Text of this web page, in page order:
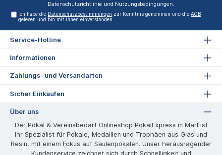
Datenschutzrichtlinie und Nutzungsbedingungen.
Ich habe die Datenschutzbestimmungen zur Kenntnis genommen und dieAGB
gelesen und bin mit ihnen einverstanden.
Service-Hotline
Informationen
Zahlungs- und Versandarten
Sicher Einkaufen
Über uns
Der Pokal & Vereinsbedarf Onlineshop PokalExpress in Marl ist
Ihr Spezialist für Pokale, Medaillen und Trophäen aus Glas und
Resin, mit einem Fokus auf Säulenpokalen. Unser herausragender
Kundenservice zeichnet sich durch Schnelligkeit und